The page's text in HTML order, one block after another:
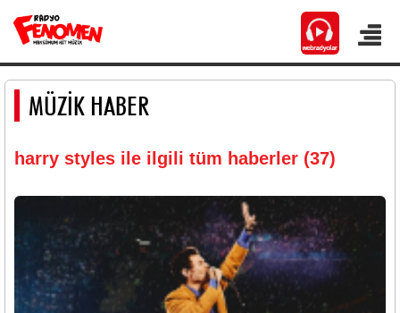
MÜZİK HABER
harry styles ile ilgili tüm haberler (37)